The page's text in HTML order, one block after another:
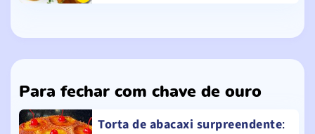
Para fechar com chave de ouro
Torta de abacaxi surpreendente: